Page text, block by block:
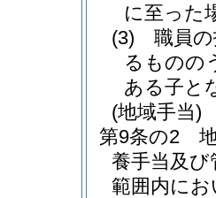
に至った
(3)
職員
るものの
ある子と
(地域手当)
第9条の2
養手当及
範囲内に